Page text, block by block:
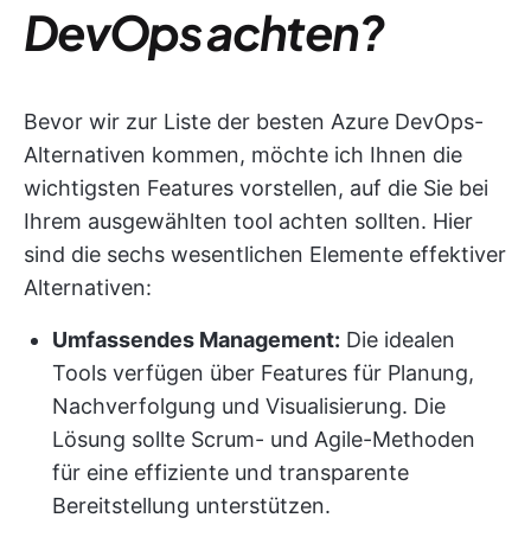
DevOps achten?
Bevor wir zur Liste der besten Azure DevOps-
Alternativen kommen, möchte ich Ihnen die
wichtigsten Features vorstellen, auf die Sie bei
Ihrem ausgewählten tool achten sollten. Hier
sind die sechs wesentlichen Elemente effektiver
Alternativen:
Umfassendes Management: Die idealen
Tools verfügen über Features für Planung,
Nachverfolgung und Visualisierung. Die
Lösung sollte Scrum- und Agile-Methoden
für eine effiziente und transparente
Bereitstellung unterstützen.